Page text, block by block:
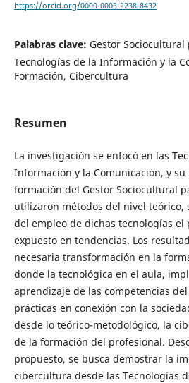
https://orcid.org/0000-0003-2238-8432
Palabras clave: Gestor
Tecnologías de la Información y la
Formación, Cibercultura
Resumen
La investigación se enfocó en las
Información y la Comunicación, y
formación del Gestor Sociocultural
utilizaron métodos del nivel teórico,
del empleo de dichas tecnologías
expuesto en tendencias. Los
necesaria transformación en la
donde la tecnológica en el aula,
aprendizaje de las competencias
prácticas en conexión con la
desde lo teórico-metodológico, la
de la formación del profesional.
propuesto, se busca demostrar la
cibercultura desde las Tecnologías